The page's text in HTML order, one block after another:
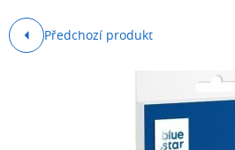
Předchozí produkt